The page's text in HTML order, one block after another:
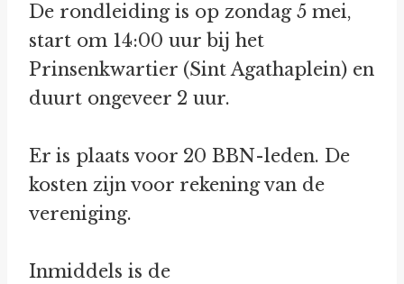
De rondleiding is op zondag 5 mei,
start om 14:00 uur bij het
Prinsenkwartier (Sint Agathaplein) en
duurt ongeveer 2 uur.
Er is plaats voor 20 BBN-leden. De
kosten zijn voor rekening van de
vereniging.
Inmiddels is de